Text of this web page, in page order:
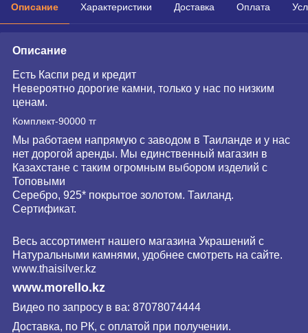
Описание Характеристики Доставка Оплата
Описание
Есть Каспи ред и кредит
Невероятно дорогие камни, только у нас по низким
ценам.
Комплект-90000 тг
Мы работаем напрямую с заводом в Таиланде и у нас
нет дорогой аренды. Мы единственный магазин в
Казахстане с таким огромным выбором изделий с
Топовыми
Серебро, 925* покрытое золотом. Таиланд.
Сертификат.
Весь ассортимент нашего магазина Украшений с
Натуральными камнями, удобнее смотреть на сайте.
www.thaisilver.kz
www.morello.kz
Видео по запросу в ва: 87078074444
Доставка, по РК, с оплатой при получении.